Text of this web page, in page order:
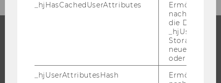
WARUM WU?
_hjHasCachedUserAttributes
Ermöglicht
die Daten in
Storage auf
neuesten
oder nicht.
_hjUserAttributesHash
Ermöglicht